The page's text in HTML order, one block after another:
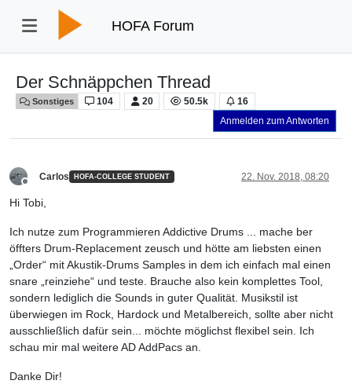
HOFA Forum
Der Schnäppchen Thread
Sonstiges 104 20 50.5k
16
Anmelden zum Antworten
Carlos HOFA-COLLEGE STUDENT 22. Nov. 2018, 08:20
Hi Tobi,
Ich nutze zum Programmieren Addictive Drums ... mache ber
öffters Drum-Replacement zeusch und hötte am liebsten einen
„Order“ mit Akustik-Drums Samples in dem ich einfach mal einen
snare „reinziehe“ und teste. Brauche also kein komplettes Tool,
sondern lediglich die Sounds in guter Qualität. Musikstil ist
überwiegen im Rock, Hardock und Metalbereich, sollte aber nicht
ausschließlich dafür sein... möchte möglichst flexibel sein. Ich
schau mir mal weitere AD AddPacs an.
Danke Dir!